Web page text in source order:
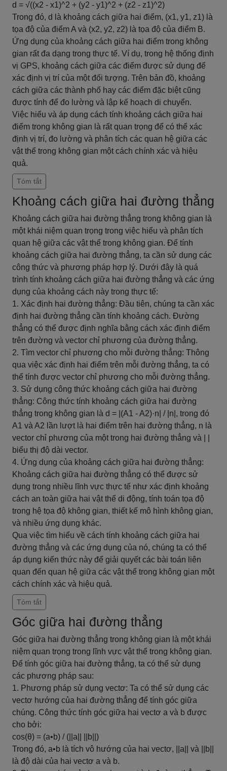
d = √((x2 - x1)^2 + (y2 - y1)^2 + (z2 - z1)^2)
Trong đó, d là khoảng cách giữa hai điểm, (x1, y1, z1) là
tọa độ của điểm A và (x2, y2, z2) là tọa độ của điểm B.
Ứng dụng của khoảng cách giữa hai điểm trong không
gian rất đa dạng trong thực tế. Ví dụ, trong hệ thống định
vị GPS, khoảng cách giữa các điểm được sử dụng để
xác định vị trí của một đối tượng. Trên bản đồ, khoảng
cách giữa các thành phố hay các điểm đặc biệt cũng
được tính để đo lường và lập kế hoạch di chuyển.
Việc hiểu và áp dụng cách tính khoảng cách giữa hai
điểm trong không gian là rất quan trọng để có thể xác
định vị trí, đo lường và phân tích các quan hệ giữa các
vật thể trong không gian một cách chính xác và hiệu
quả.
Tóm tắt
Khoảng cách giữa hai đường thẳng
Khoảng cách giữa hai đường thẳng trong không gian là
một khái niệm quan trọng trong việc hiểu và phân tích
quan hệ giữa các vật thể trong không gian. Để tính
khoảng cách giữa hai đường thẳng, ta cần sử dụng các
công thức và phương pháp hợp lý. Dưới đây là quá
trình tính khoảng cách giữa hai đường thẳng và các ứng
dụng của khoảng cách này trong thực tế:
1. Xác định hai đường thẳng: Đầu tiên, chúng ta cần xác
định hai đường thẳng cần tính khoảng cách. Đường
thẳng có thể được định nghĩa bằng cách xác định điểm
trên đường và vector chỉ phương của đường thẳng.
2. Tìm vector chỉ phương cho mỗi đường thẳng: Thông
qua việc xác định hai điểm trên mỗi đường thẳng, ta có
thể tính được vector chỉ phương cho mỗi đường thẳng.
3. Sử dụng công thức khoảng cách giữa hai đường
thẳng: Công thức tính khoảng cách giữa hai đường
thẳng trong không gian là d = |(A1 - A2)·n| / |n|, trong đó
A1 và A2 lần lượt là hai điểm trên hai đường thẳng, n là
vector chỉ phương của một trong hai đường thẳng và | |
biểu thị độ dài vector.
4. Ứng dụng của khoảng cách giữa hai đường thẳng:
Khoảng cách giữa hai đường thẳng có thể được sử
dụng trong nhiều lĩnh vực thực tế như xác định khoảng
cách an toàn giữa hai vật thể di động, tính toán tọa độ
trong hệ tọa độ không gian, thiết kế mô hình không gian,
và nhiều ứng dụng khác.
Qua việc tìm hiểu về cách tính khoảng cách giữa hai
đường thẳng và các ứng dụng của nó, chúng ta có thể
áp dụng kiến thức này để giải quyết các bài toán liên
quan đến quan hệ giữa các vật thể trong không gian một
cách chính xác và hiệu quả.
Tóm tắt
Góc giữa hai đường thẳng
Góc giữa hai đường thẳng trong không gian là một khái
niệm quan trọng trong lĩnh vực vật thể trong không gian.
Để tính góc giữa hai đường thẳng, ta có thể sử dụng
các phương pháp sau:
1. Phương pháp sử dụng vectơ: Ta có thể sử dụng các
vectơ hướng của hai đường thẳng để tính góc giữa
chúng. Công thức tính góc giữa hai vectơ a và b được
cho bởi:
cos(θ) = (a•b) / (||a|| ||b||)
Trong đó, a•b là tích vô hướng của hai vectơ, ||a|| và ||b||
là độ dài của hai vectơ a và b.